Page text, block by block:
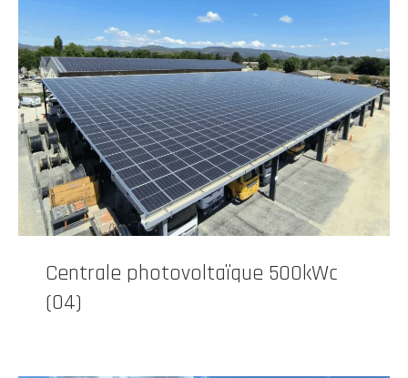
Centrale photovoltaïque 500kWc
(04)